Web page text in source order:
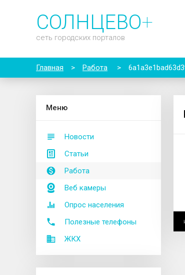
СОЛНЦЕВО+
сеть городских порталов
Главная > Работа >
Меню
Новости
Статьи
Работа
Веб камеры
Опрос населения
Полезные телефоны
ЖКХ